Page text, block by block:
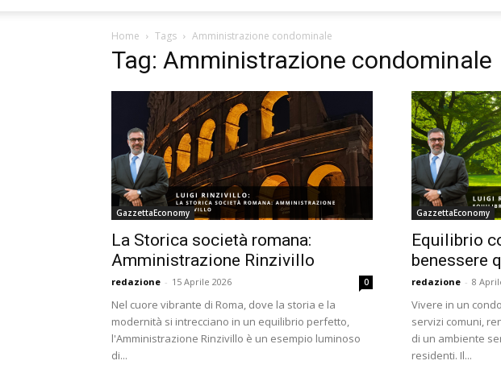
Home Tags Amministrazione condominale
Tag: Amministrazione condominale
GazzettaEconomy
La Storica società romana:
Amministrazione Rinzivillo
redazione - 15 Aprile 2026 0
Nel cuore vibrante di Roma, dove la storia e la
modernità si intrecciano in un equilibrio perfetto,
l'Amministrazione Rinzivillo è un esempio luminoso
di...
GazzettaEconomy
Equilibrio
benessere
redazione - 8
Vivere in un
servizi comuni,
di un ambiente
residenti. Il...